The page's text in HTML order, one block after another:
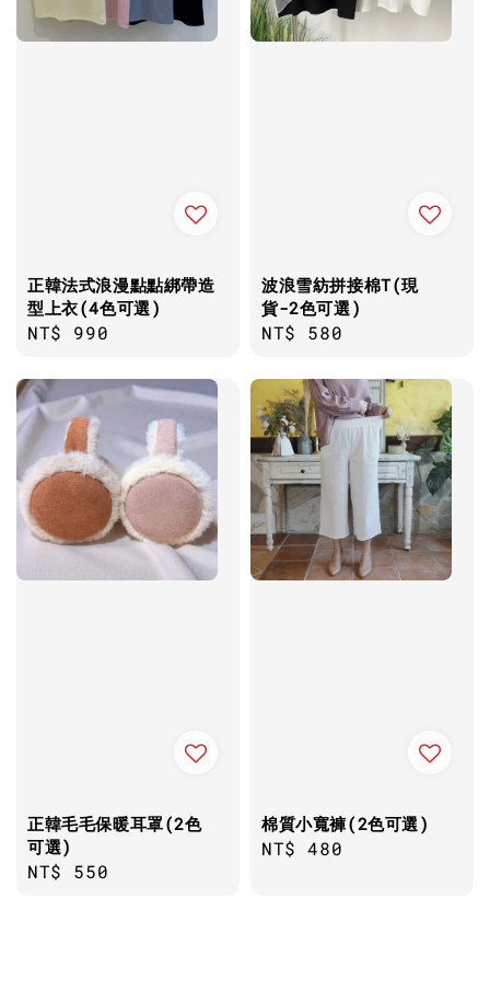
正韓法式浪漫點點綁帶造
型上衣(4色可選)
Regular
NT$ 990
波浪雪紡拼接棉T(現
貨-2色可選)
Regular
NT$ 580
正韓毛毛保暖耳罩(2色
可選)
Regular
NT$ 550
棉質小寬褲(2色可選)
Regular
NT$ 480